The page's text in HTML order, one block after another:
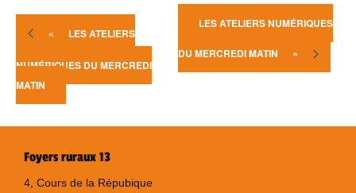
« LES ATELIERS
NUMÉRIQUES DU MERCREDI
MATIN
LES ATELIERS NUMÉRIQUES
DU MERCREDI MATIN »
Foyers ruraux 13
4, Cours de la Répubique